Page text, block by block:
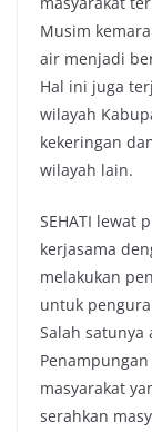
Musim
air menjadi
Hal ini juga
wilayah
kekeringan
wilayah lain.
SEHATI lewat
kerjasama
melakukan
untuk
Salah
masyarakat
serahkan